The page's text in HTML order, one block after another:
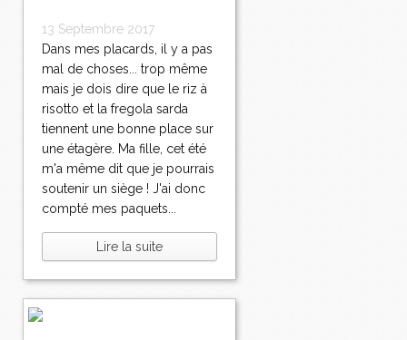
13 Septembre 2017
Dans mes placards, il y a pas
mal de choses... trop même
mais je dois dire que le riz à
risotto et la fregola sarda
tiennent une bonne place sur
une étagère. Ma fille, cet été
m'a même dit que je pourrais
soutenir un siège ! J'ai donc
compté mes paquets...
Lire la suite